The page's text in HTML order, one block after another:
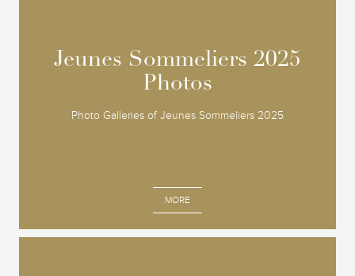
Jeunes Sommeliers 2025
Photos
Photo Galleries of Jeunes Sommeliers 2025
MORE
Jeunes Sommeliers 2025
Photos